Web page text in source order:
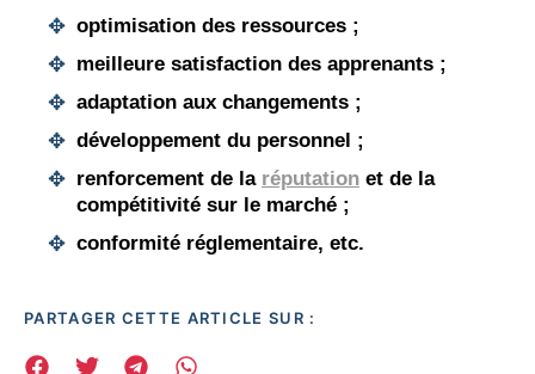
optimisation des ressources ;
meilleure satisfaction des apprenants ;
adaptation aux changements ;
développement du personnel ;
renforcement de la réputation et de la
compétitivité sur le marché ;
conformité réglementaire, etc.
PARTAGER CETTE ARTICLE SUR :